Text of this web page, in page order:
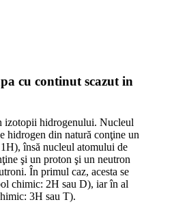
cu continut scazut in
izotopii hidrogenului. Nucleul
hidrogen din natură conţine un
însă nucleul atomului de
şi un proton şi un neutron
În primul caz, acesta se
chimic: 2H sau D), iar în al
3H sau T).